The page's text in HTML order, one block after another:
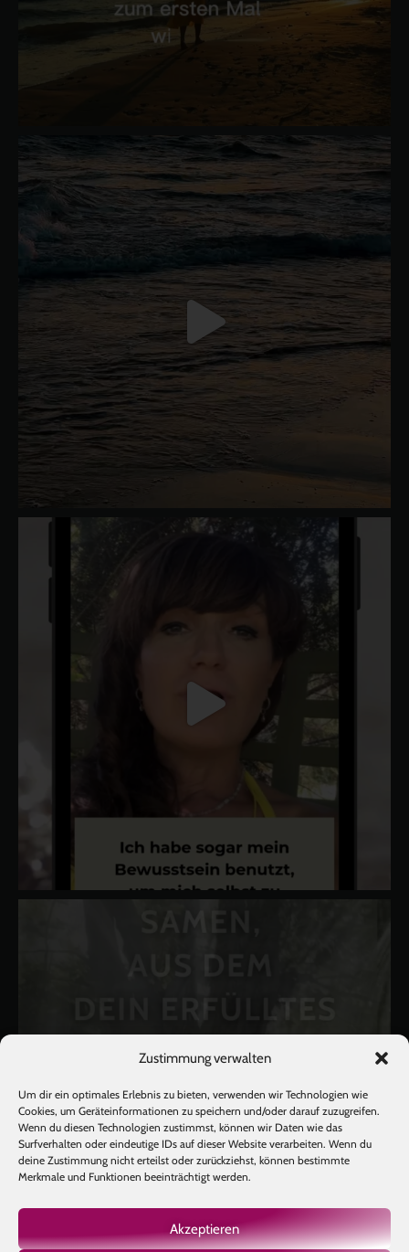
Zustimmung verwalten
Um dir ein optimales Erlebnis zu bieten, verwenden wir Technologien wie
Cookies, um Geräteinformationen zu speichern und/oder darauf zuzugreifen.
Wenn du diesen Technologien zustimmst, können wir Daten wie das
Surfverhalten oder eindeutige IDs auf dieser Website verarbeiten. Wenn du
deine Zustimmung nicht erteilst oder zurückziehst, können bestimmte
Merkmale und Funktionen beeinträchtigt werden.
Akzeptieren